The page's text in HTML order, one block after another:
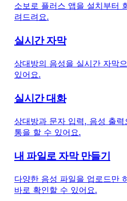
소보로 플러스 앱을 설치부터
려드려요.
실시간 자막
상대방의 음성을 실시간 자막
있어요.
실시간 대화
상대방과 문자 입력, 음성 출력
통을 할 수 있어요.
내 파일로 자막 만들기
다양한 음성 파일을 업로드만
바로 확인할 수 있어요.